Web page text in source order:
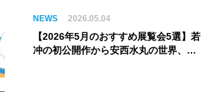
NEWS 2026.05.04
【2026年5月のおすすめ展覧会5選】若
冲の初公開作から安西水丸の世界、そ